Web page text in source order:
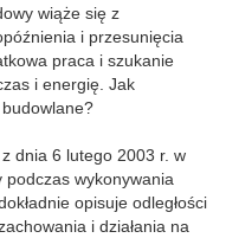
wiąże się z
i przesunięcia
praca i szukanie
i energię. Jak
dnia 6 lutego 2003 r. w
wykonywania
opisuje odległości
i działania na